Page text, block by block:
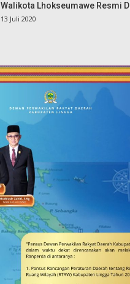
Walikota Lhokseumawe Resmi
13 Juli 2020